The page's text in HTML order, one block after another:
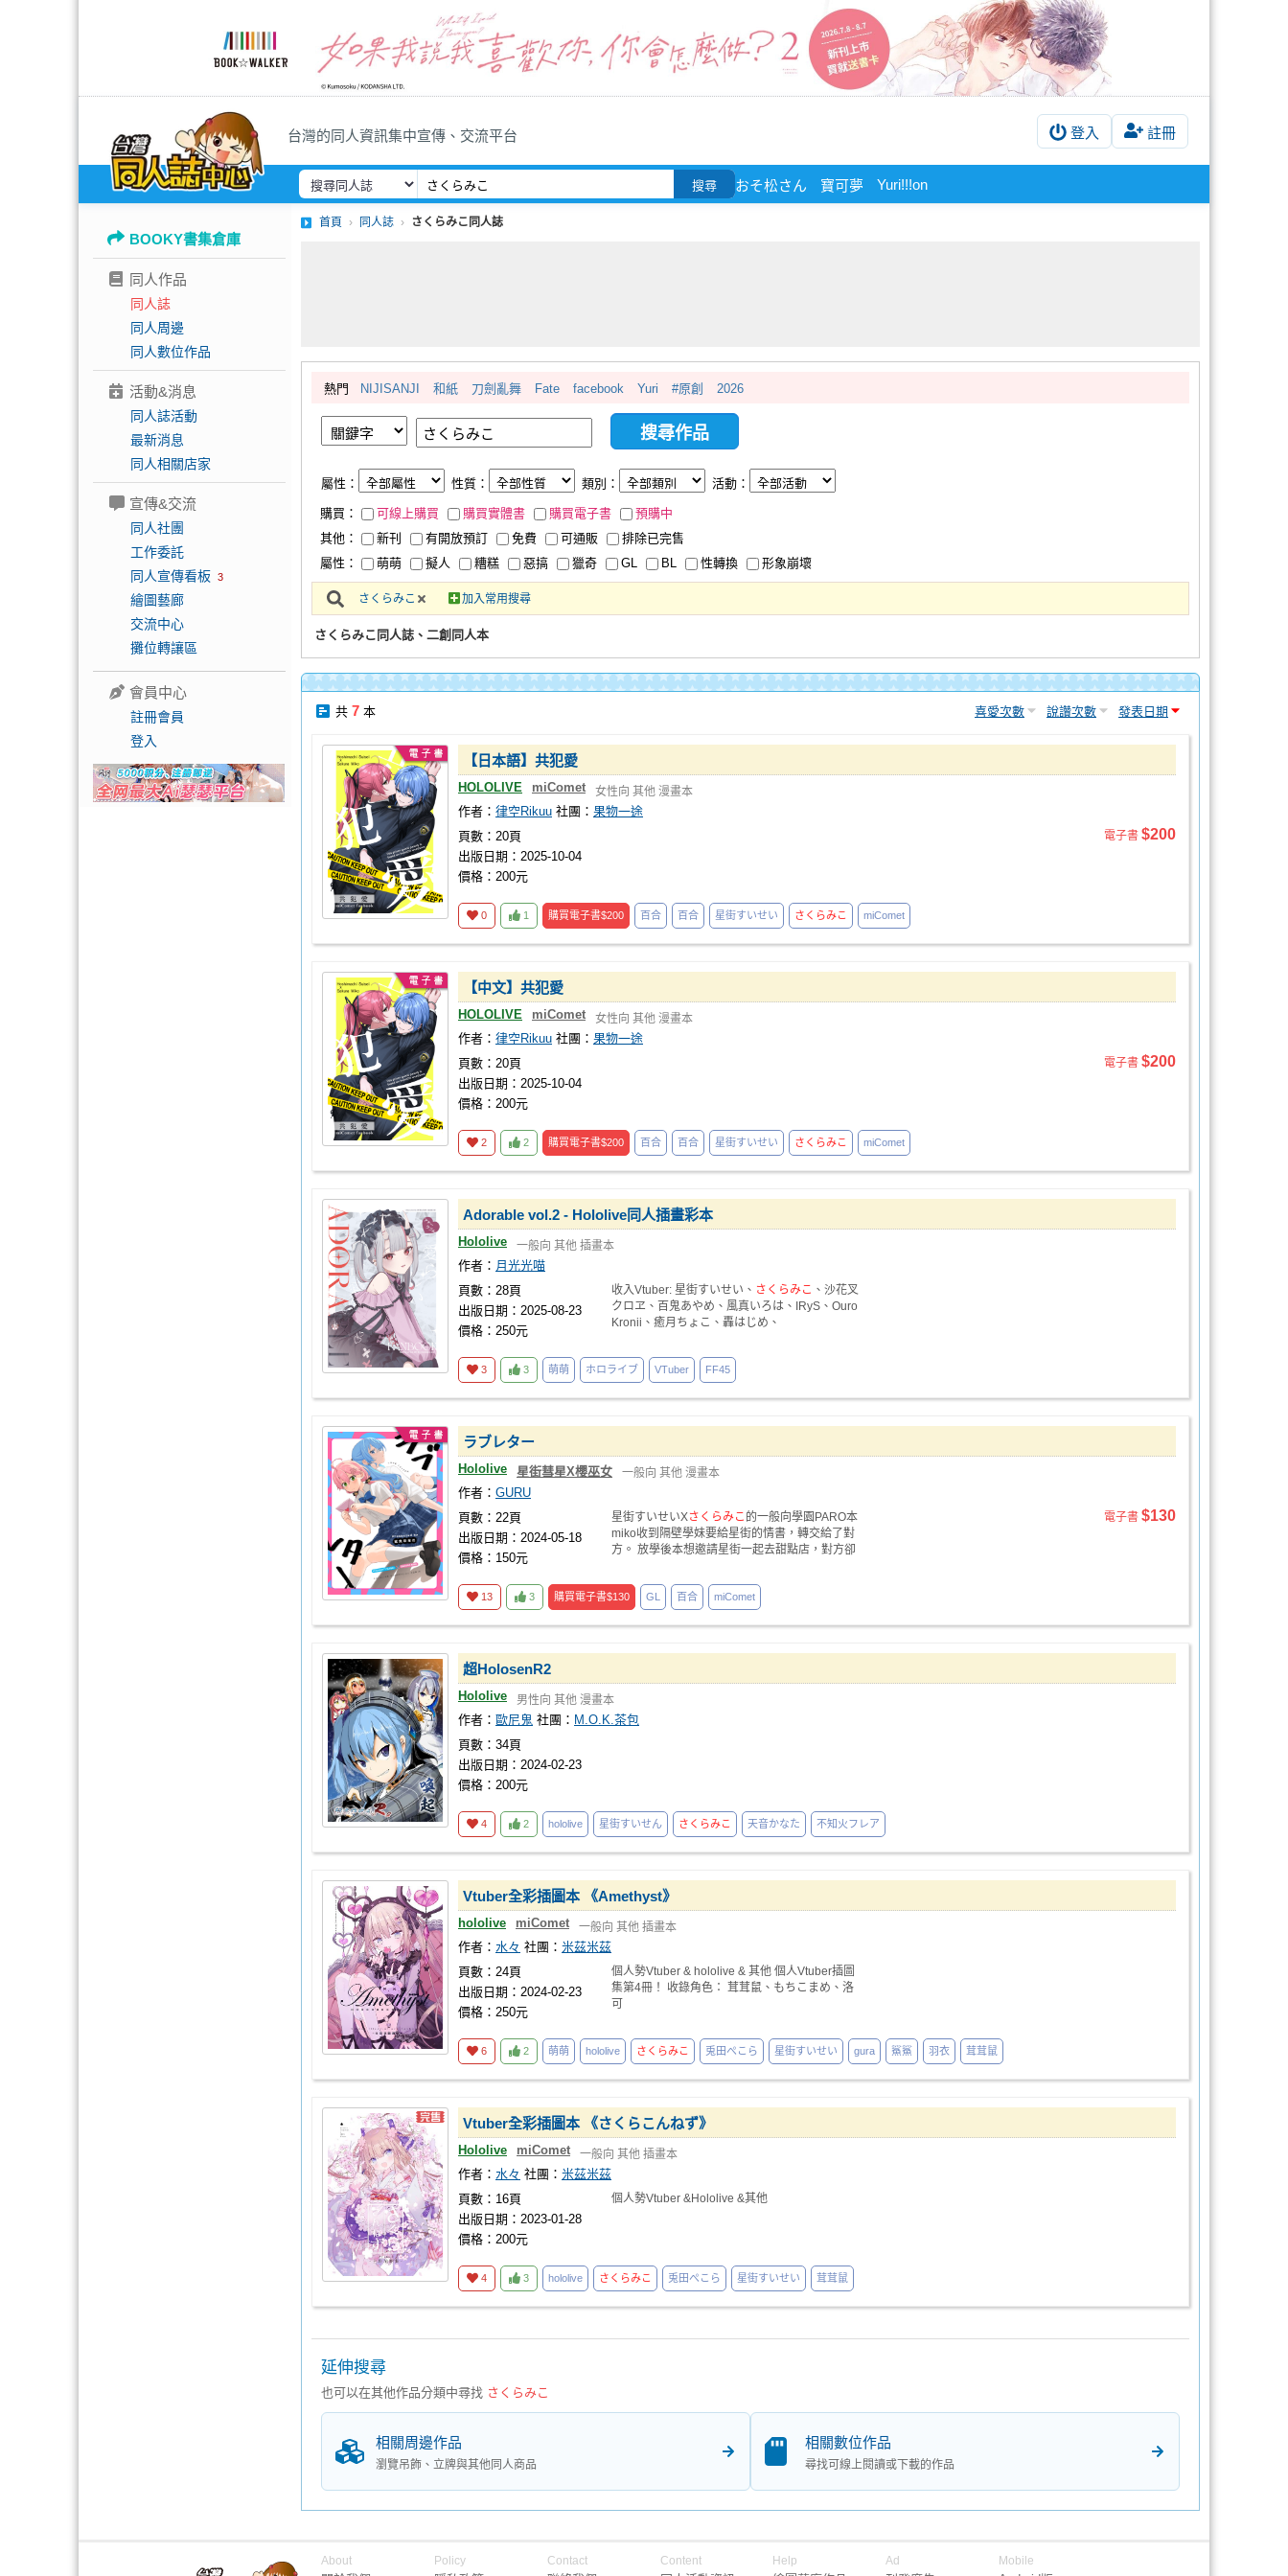
台灣的同人資訊集中宣傳、交流平台 登入 註冊
搜尋 おそ松さん 寶可夢 Yuri!!!on
BOOKY書集倉庫
同人作品
同人誌
同人周邊
同人數位作品
活動&消息
同人誌活動
最新消息
同人相關店家
宣傳&交流
同人社團
工作委託
同人宣傳看板 3
繪圖藝廊
交流中心
攤位轉讓區
會員中心
註冊會員
登入
首頁 同人誌 さくらみこ同人誌
熱門 NIJISANJI 和紙 刀劍亂舞 Fate facebook Yuri #原創 2026
屬性： 性質： 類別： 活動：
購買： 可線上購買 購買實體書 購買電子書
預購中
其他：
新刊 有開放預訂 免費 可通販
排除已完售
屬性：
萌萌 擬人 糟糕 惡搞 獵奇 GL BL 性轉換 形象崩壞
さくらみこ 加入常用搜尋
さくらみこ同人誌、二創同人本
共 7 本 喜愛次數 說讚次數 發表日期
【日本語】共犯愛
HOLOLIVE miComet 女性向 其他 漫畫本
作者： 律空Rikuu 社團： 果物一途
頁數：20頁
出版日期：2025-10-04
價格：200元
電子書 $200
0 1 購買電子書$200 百合 百合 星街すいせい さくらみこ miComet
【中文】共犯愛
HOLOLIVE miComet 女性向 其他 漫畫本
作者： 律空Rikuu 社團： 果物一途
頁數：20頁
出版日期：2025-10-04
價格：200元
電子書 $200
2 2 購買電子書$200 百合 百合 星街すいせい さくらみこ miComet
Adorable vol.2 - Hololive同人插畫彩本
Hololive 一般向 其他 插畫本
作者： 月光光喵
頁數：28頁
出版日期：2025-08-23
價格：250元
收入Vtuber: 星街すいせい、 さくらみこ 、沙花叉
クロヱ、百鬼あやめ、風真いろは、IRyS、Ouro
Kronii、癒月ちょこ、轟はじめ、
3 3 萌萌 ホロライブ VTuber FF45
ラブレター
Hololive 星街彗星X櫻巫女 一般向 其他 漫畫本
作者： GURU
頁數：22頁
出版日期：2024-05-18
價格：150元
星街すいせいXさくらみこ 的一般向學園PARO本
miko收到隔壁學妹要給星街的情書，轉交給了對
方。 放學後本想邀請星街一起去甜點店，對方卻
電子書 $130
13 3 購買電子書$130 GL 百合 miComet
超HolosenR2
Hololive 男性向 其他 漫畫本
作者： 歐尼鬼 社團： M.O.K.茶包
頁數：34頁
出版日期：2024-02-23
價格：200元
4 2 hololive 星街すいせん さくらみこ 天音かなた 不知火フレア
Vtuber全彩插圖本 《Amethyst》
hololive miComet 一般向 其他 插畫本
作者： 水々 社團： 米茲米茲
頁數：24頁
出版日期：2024-02-23
價格：250元
個人勢Vtuber & hololive & 其他 個人Vtuber插圖
集第4冊！ 收錄角色： 茸茸鼠、もちこまめ、洛
可
6 2 萌萌 hololive さくらみこ 兎田ぺこら 星街すいせい gura 鯊鯊 羽衣 茸茸鼠
Vtuber全彩插圖本 《さくらこんねず》
Hololive miComet 一般向 其他 插畫本
作者： 水々 社團： 米茲米茲
頁數：16頁
出版日期：2023-01-28
價格：200元
個人勢Vtuber &Hololive &其他
4 3 hololive さくらみこ 兎田ぺこら 星街すいせい 茸茸鼠
延伸搜尋
也可以在其他作品分類中尋找 さくらみこ
相關周邊作品
瀏覽吊飾、立牌與其他同人商品
相關數位作品
尋找可線上閱讀或下載的作品
About Policy Contact Content Help Ad Mobile